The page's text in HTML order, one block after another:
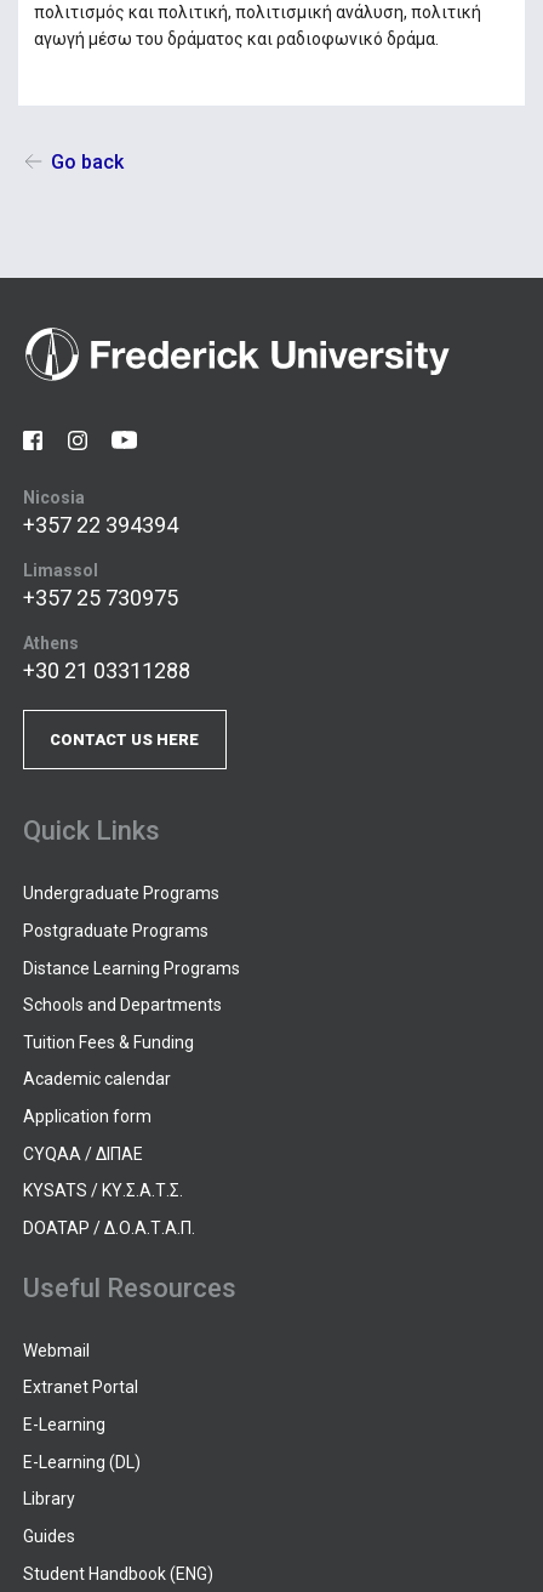
πολιτισμός και πολιτική, πολιτισμική ανάλυση, πολιτική
αγωγή μέσω του δράματος και ραδιοφωνικό δράμα.
Go back
Nicosia
+357 22 394394
Limassol
+357 25 730975
Athens
+30 21 03311288
CONTACT US HERE
Quick Links
Undergraduate Programs
Postgraduate Programs
Distance Learning Programs
Schools and Departments
Tuition Fees & Funding
Academic calendar
Application form
CYQAA / ΔΙΠΑΕ
KYSATS / ΚΥ.Σ.Α.Τ.Σ.
DOATAP / Δ.Ο.Α.Τ.Α.Π.
Useful Resources
Webmail
Extranet Portal
E-Learning
E-Learning (DL)
Library
Guides
Student Handbook (ENG)